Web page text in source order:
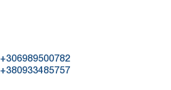
+306989500782
+380933485757